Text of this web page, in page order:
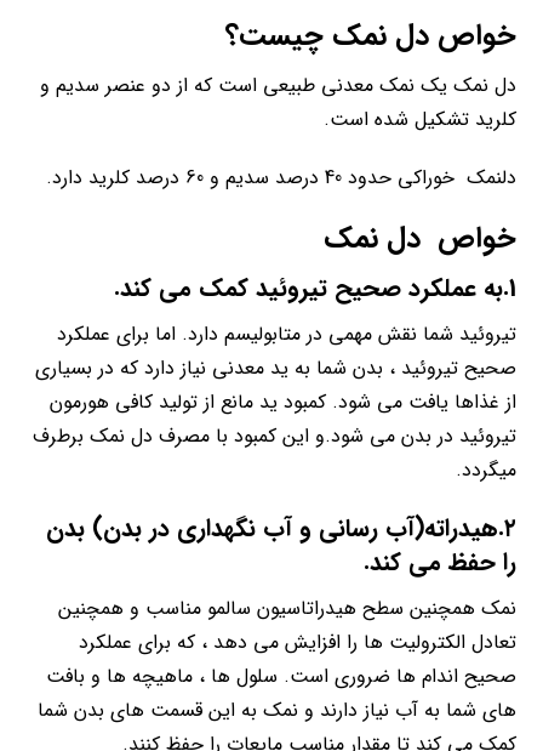
خواص دل نمک چیست؟
دل نمک یک نمک معدنی طبیعی است که از دو عنصر سدیم و
کلرید تشکیل شده است.
دلنمک خوراکی حدود 40 درصد سدیم و 60 درصد کلرید دارد.
خواص دل نمک
1.به عملکرد صحیح تیروئید کمک می کند.
تیروئید شما نقش مهمی در متابولیسم دارد. اما برای عملکرد
صحیح تیروئید ، بدن شما به ید معدنی نیاز دارد که در بسیاری
از غذاها یافت می شود. کمبود ید مانع از تولید کافی هورمون
تیروئید در بدن می شود.و این کمبود با مصرف دل نمک برطرف
میگردد.
۲.هیدراته(آب رسانی و آب نگهداری در بدن) بدن
را حفظ می کند.
نمک همچنین سطح هیدراتاسیون سالمو مناسب و همچنین
تعادل الکترولیت ها را افزایش می دهد ، که برای عملکرد
صحیح اندام ها ضروری است. سلول ها ، ماهیچه ها و بافت
های شما به آب نیاز دارند و نمک به این قسمت های بدن شما
کمک می کند تا مقدار مناسب مایعات را حفظ کنند.